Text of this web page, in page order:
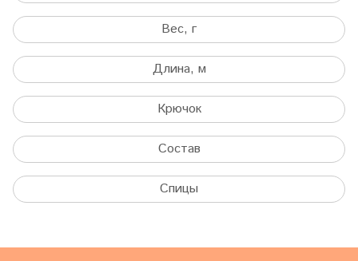
Вес, г
Длина, м
Крючок
Состав
Спицы